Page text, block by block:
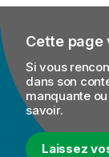
Cette page
Si vous
dans son
manquante
savoir.
Laissez